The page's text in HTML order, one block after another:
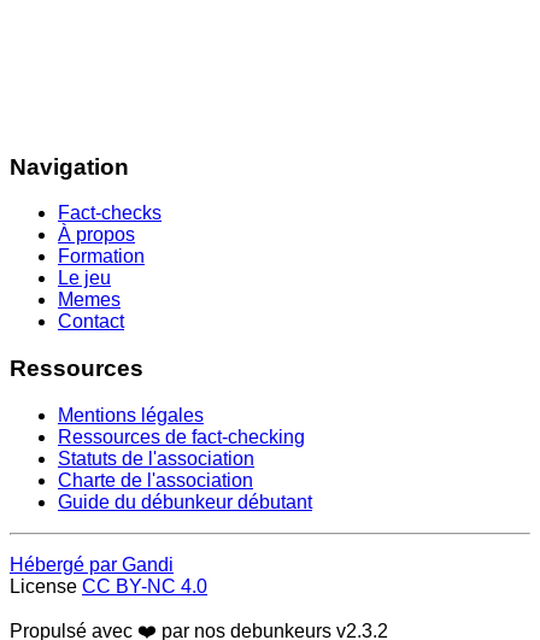
Navigation
Fact-checks
À propos
Formation
Le jeu
Memes
Contact
Ressources
Mentions légales
Ressources de fact-checking
Statuts de l'association
Charte de l'association
Guide du débunkeur débutant
Hébergé par Gandi
License CC BY-NC 4.0
Propulsé avec ❤️ par nos debunkeurs v2.3.2